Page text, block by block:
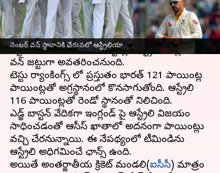
నెంబర్ వన్ స్థానానికి చేరువలో ఆస్ట్రేలియా
ఈ వార్తాకథనం ఏంటి
యాషెస్ సిరీస్2023 మొదటి టెస్టులోఇంగ్లండ్‌పైఆస్ట్రేలియా
విక్టరీ సాధించింది. దీంతో టెస్టుల్లో ఆస్ట్రేలియా మళ్లీ నెంబర్
వన్ జట్టుగా అవతరించనుంది.
టెస్టు ర్యాంకింగ్స్ లో ప్రస్తుతం భారత్ 121 పాయింట్ల
పాయింట్లతో అగ్రస్థానంలో కొనసాగుతోంది. ఆస్ట్రేలియా
116 పాయింట్లతో రెండో స్థానంతో నిలిచింది.
ఎడ్జ్ బాస్టన్ వేదికగా ఇంగ్లండ్ పై ఆస్ట్రేలియా విజయం
సాధించడంతో ఆసీస్ ఖాతాలో అదనంగా పాయింట్లు
వచ్చి చేరనున్నాయి. ఈ నేపథ్యంలో టీమిండియాను
ఆస్ట్రేలియా అధిగమించే ఛాన్స్ ఉంది.
అయితే అంతర్జాతీయ క్రికెట్ మండలి(ఐసీసీ) మాత్రం